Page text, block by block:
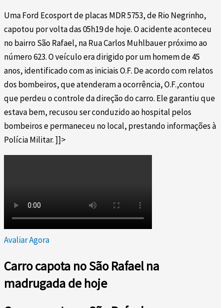
Uma Ford Ecosport de placas MDR 5753, de Rio Negrinho,
capotou por volta das 05h19 de hoje. O acidente aconteceu
no bairro São Rafael, na Rua Carlos Muhlbauer próximo ao
número 623. O veículo era dirigido por um homem de 45
anos, identificado com as iniciais O.F. De acordo com relatos
dos bombeiros, que atenderam a ocorrência, O.F.,contou
que perdeu o controle da direção do carro. Ele garantiu que
estava bem, recusou ser conduzido ao hospital pelos
bombeiros e permaneceu no local, prestando informações à
Polícia Militar.]]>
Avaliar Agora
Carro capota no São Rafael na
madrugada de hoje